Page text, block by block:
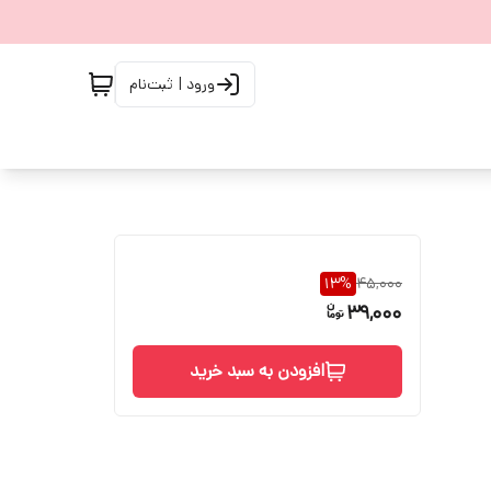
ورود | ثبت‌نام
45,000
13%
39,000
افزودن به سبد خرید